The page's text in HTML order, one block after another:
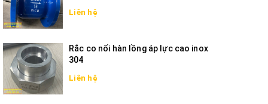
Liên hệ
Rắc co nối hàn lồng áp lực cao inox
304
Liên hệ